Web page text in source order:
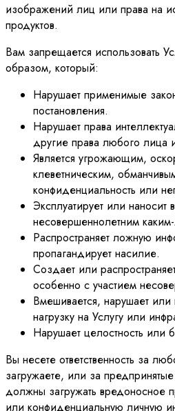
изображений лиц или права на
продуктов.
Вам запрещается использовать
образом, который:
Нарушает применимые
постановления.
Нарушает права
другие права любого лица
Является угрожающим,
клеветническим,
конфиденциальность или
Эксплуатирует или наносит
несовершеннолетним
Распространяет ложную
пропагандирует насилие.
Создает или
особенно с участием
Вмешивается, нарушает или
нагрузку на Услугу или
Нарушает целостность или
Вы несете ответственность за
загружаете, или за
должны загружать вредоносное
или конфиденциальную личную